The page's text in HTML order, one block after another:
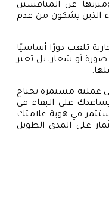
عن المنافسين
الذين يشكون من عدم
تلعب دورًا أساسيًا
أو شعار، بل تعبر
هي عملية مستمرة تحتاج
على البقاء في
في هوية علامتك
على المدى الطويل